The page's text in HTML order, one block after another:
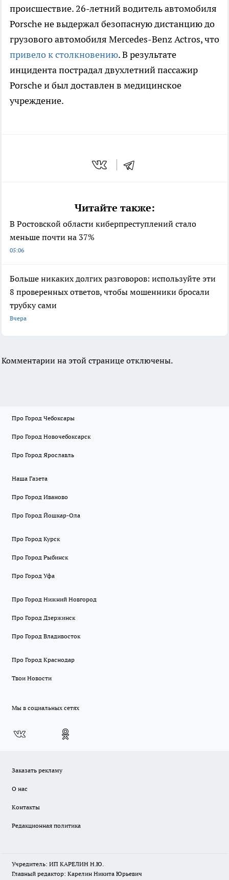
происшествие. 26-летний водитель автомобиля
Porsche не выдержал безопасную дистанцию до
грузового автомобиля Mercedes-Benz Actros, что
привело к столкновению. В результате
инцидента пострадал двухлетний пассажир
Porsche и был доставлен в медицинское
учреждение.
Читайте также:
В Ростовской области киберпреступлений стало
меньше почти на 37%
05:06
Больше никаких долгих разговоров: используйте эти
8 проверенных ответов, чтобы мошенники бросали
трубку сами
Вчера
Комментарии на этой странице отключены.
Про Город Чебоксары
Про Город Новочебоксарск
Про Город Ярославль
Наша Газета
Про Город Иваново
Про Город Йошкар-Ола
Про Город Курск
Про Город Рыбинск
Про Город Уфа
Про Город Нижний Новгород
Про Город Дзержинск
Про Город Владивосток
Про Город Краснодар
Твои Новости
Мы в социальных сетях
Заказать рекламу
О нас
Контакты
Редакционная политика
Учредитель: ИП КАРЕЛИН Н.Ю.
Главный редактор: Карелин Никита Юрьевич